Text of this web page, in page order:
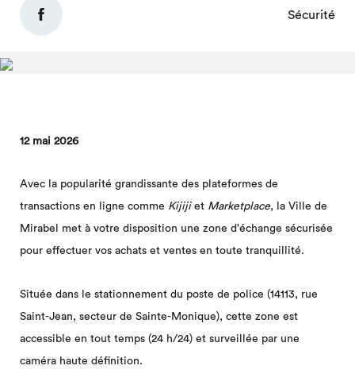
Sécurité
12 mai 2026
Avec la popularité grandissante des plateformes de
transactions en ligne comme Kijijiet Marketplace, la Ville de
Mirabel met à votre disposition une zone d'échange sécurisée
pour effectuer vos achats et ventes en toute tranquillité.
Située dans le stationnement du poste de police (14113, rue
Saint-Jean, secteur de Sainte-Monique), cette zone est
accessible en tout temps (24 h/24) et surveillée par une
caméra haute définition.